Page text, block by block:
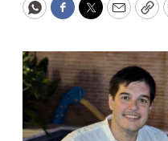
WhatsApp
Facebook
Twitter
Email